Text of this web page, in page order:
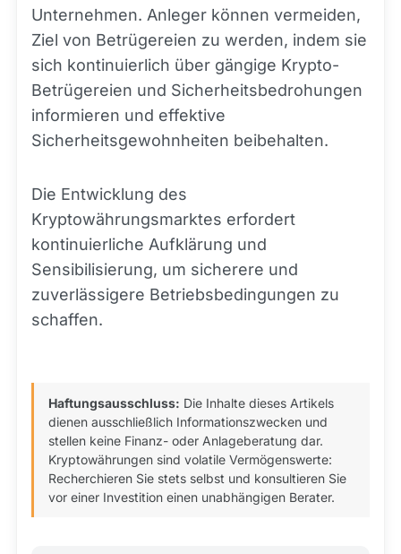
Unternehmen. Anleger können vermeiden,
Ziel von Betrügereien zu werden, indem sie
sich kontinuierlich über gängige Krypto-
Betrügereien und Sicherheitsbedrohungen
informieren und effektive
Sicherheitsgewohnheiten beibehalten.
Die Entwicklung des
Kryptowährungsmarktes erfordert
kontinuierliche Aufklärung und
Sensibilisierung, um sicherere und
zuverlässigere Betriebsbedingungen zu
schaffen.
Haftungsausschluss: Die Inhalte dieses Artikels
dienen ausschließlich Informationszwecken und
stellen keine Finanz- oder Anlageberatung dar.
Kryptowährungen sind volatile Vermögenswerte:
Recherchieren Sie stets selbst und konsultieren Sie
vor einer Investition einen unabhängigen Berater.